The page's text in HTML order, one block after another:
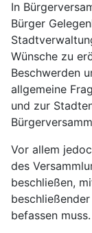
In
Bürger
Wünsche zu
Beschwerden
allgemeine
und zur
Vor allem
des
beschließen,
befassen muss.